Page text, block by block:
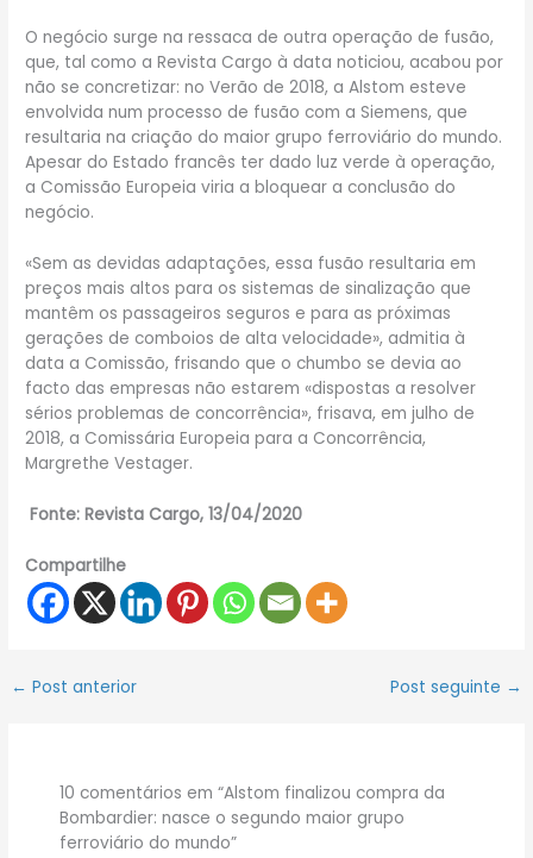
O negócio surge na ressaca de outra operação de fusão,
que, tal como a Revista Cargo à data noticiou, acabou por
não se concretizar: no Verão de 2018, a Alstom esteve
envolvida num processo de fusão com a Siemens, que
resultaria na criação do maior grupo ferroviário do mundo.
Apesar do Estado francês ter dado luz verde à operação,
a Comissão Europeia viria a bloquear a conclusão do
negócio.
«Sem as devidas adaptações, essa fusão resultaria em
preços mais altos para os sistemas de sinalização que
mantêm os passageiros seguros e para as próximas
gerações de comboios de alta velocidade», admitia à
data a Comissão, frisando que o chumbo se devia ao
facto das empresas não estarem «dispostas a resolver
sérios problemas de concorrência», frisava, em julho de
2018, a Comissária Europeia para a Concorrência,
Margrethe Vestager.
Fonte: Revista Cargo, 13/04/2020
Compartilhe
← Post anterior Post seguinte →
10 comentários em “Alstom finalizou compra da
Bombardier: nasce o segundo maior grupo
ferroviário do mundo”